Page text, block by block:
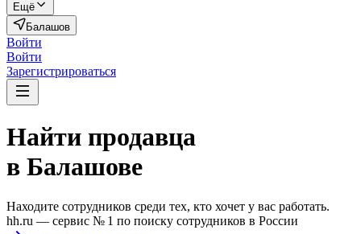
Ещё
Балашов
Войти
Войти
Зарегистрироваться
Найти продавца
в Балашове
Находите сотрудников среди тех, кто хочет у вас работать.
hh.ru — сервис № 1 по поиску сотрудников в России